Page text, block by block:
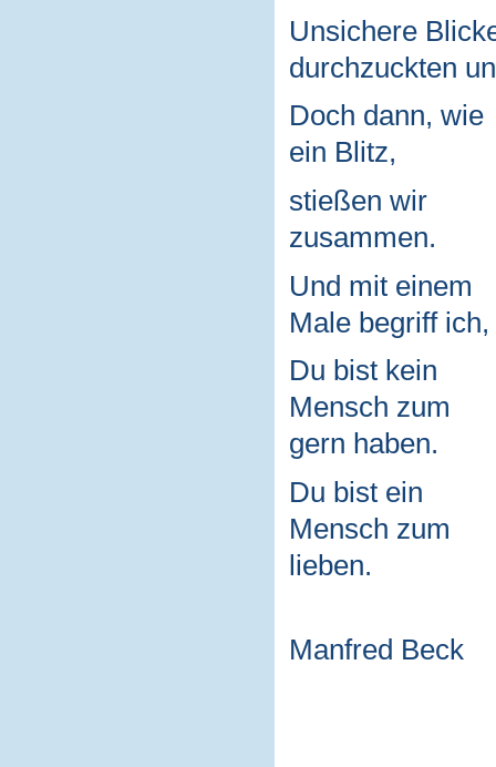
Unsichere
durchzuckten
Doch dann, wie
ein Blitz,
stießen wir
zusammen.
Und mit einem
Male begriff ich,
Du bist kein
Mensch zum
gern haben.
Du bist ein
Mensch zum
lieben.
Manfred Beck